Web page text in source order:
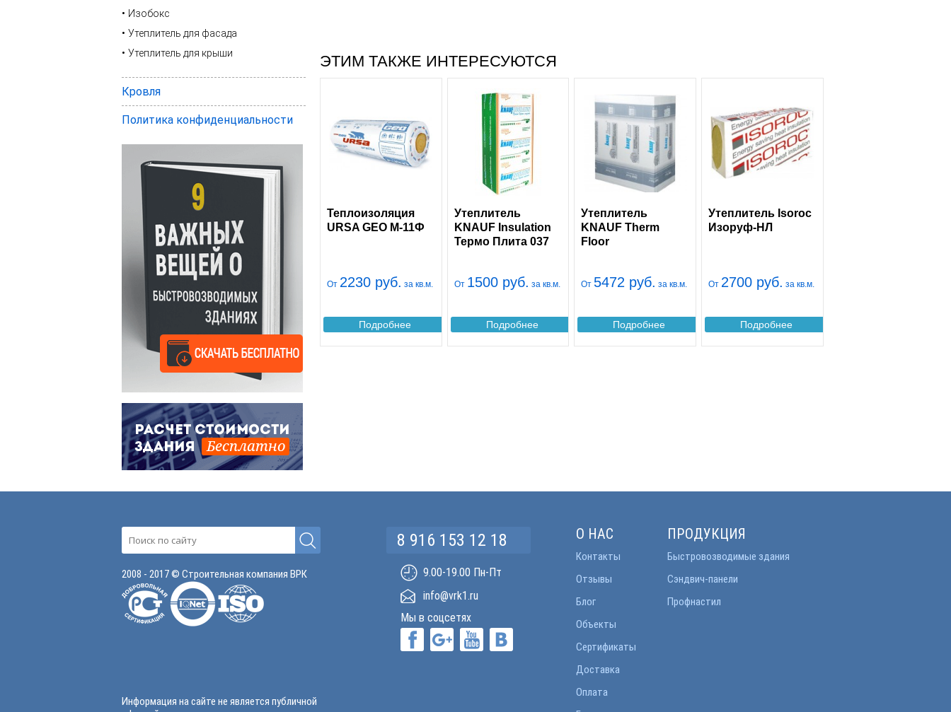
Изобокс
Утеплитель для фасада
Утеплитель для крыши
Кровля
Политика конфиденциальности
ЭТИМ ТАКЖЕ ИНТЕРЕСУЮТСЯ
Теплоизоляция
URSA GEO М-11Ф
От 2230 руб. за кв.м.
Подробнее
Утеплитель
KNAUF Insulation
Термо Плита 037
От 1500 руб. за кв.м.
Подробнее
Утеплитель
KNAUF Therm
Floor
От 5472 руб. за кв.м.
Подробнее
Утеплитель Isoroc
Изоруф-НЛ
От 2700 руб. за кв.м.
Подробнее
2008 - 2017 © Строительная компания ВРК
Информация на сайте не является публичной
8 916 153 12 18
9.00-19.00 Пн-Пт
info@vrk1.ru
Мы в соцсетях
О НАС
Контакты
Отзывы
Блог
Объекты
Сертификаты
Доставка
Оплата
ПРОДУКЦИЯ
Быстровозводимые здания
Сэндвич-панели
Профнастил